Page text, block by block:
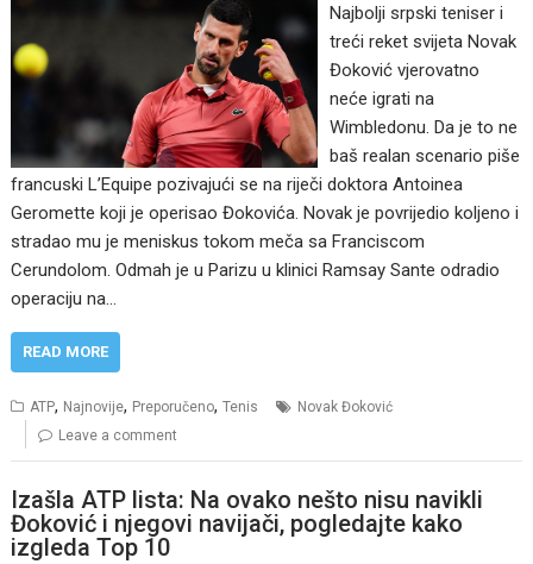
Najbolji srpski teniser i
treći reket svijeta Novak
Đoković vjerovatno
neće igrati na
Wimbledonu. Da je to ne
baš realan scenario piše
francuski L’Equipe pozivajući se na riječi doktora Antoinea
Geromette koji je operisao Đokovića. Novak je povrijedio koljeno i
stradao mu je meniskus tokom meča sa Franciscom
Cerundolom. Odmah je u Parizu u klinici Ramsay Sante odradio
operaciju na…
READ MORE
ATP, Najnovije, Preporučeno,Tenis
Novak Đoković
Leave a comment
Izašla ATP lista: Na ovako nešto nisu navikli
Đoković i njegovi navijači, pogledajte kako
izgleda Top 10